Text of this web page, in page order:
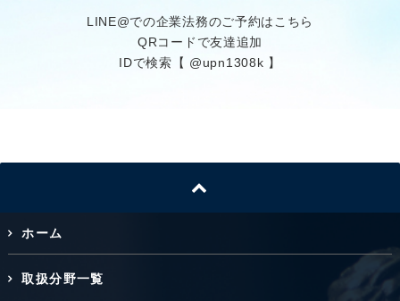
LINE@での企業法務のご予約はこちら
QRコードで友達追加
IDで検索【 @upn1308k 】
ホーム
取扱分野一覧